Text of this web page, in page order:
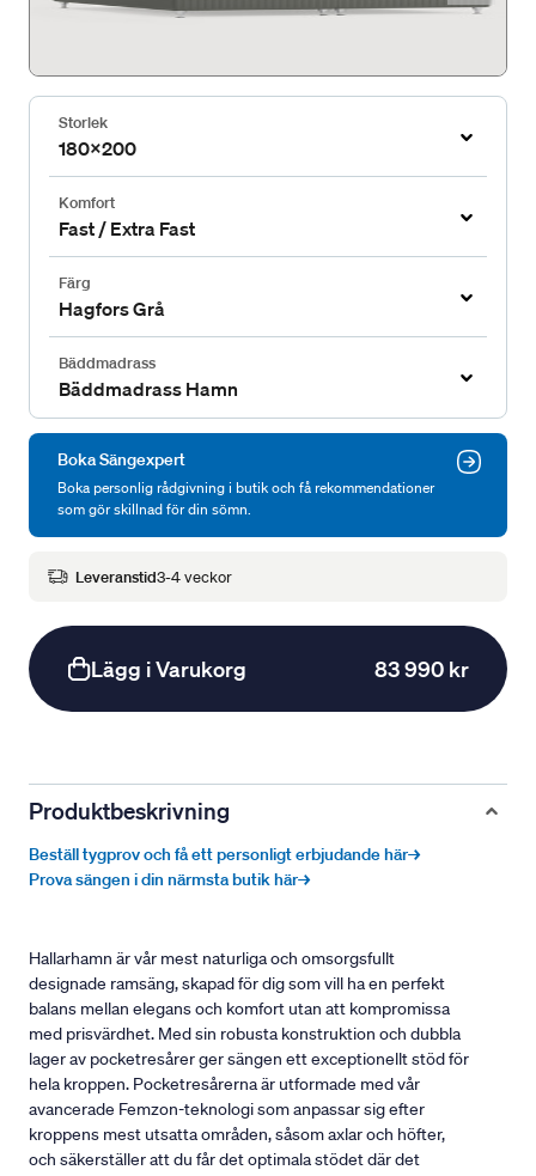
Storlek
180x200
Komfort
Fast / Extra Fast
Färg
Hagfors Grå
Bäddmadrass
Bäddmadrass Hamn
Boka Sängexpert
Boka personlig rådgivning i butik och få rekommendationer
som gör skillnad för din sömn.
Leveranstid3-4 veckor
Lägg i Varukorg 83 990 kr
Produktbeskrivning
Beställ tygprov och få ett personligt erbjudande här→
Prova sängen i din närmsta butik här→
Hallarhamn är vår mest naturliga och omsorgsfullt
designade ramsäng, skapad för dig som vill ha en perfekt
balans mellan elegans och komfort utan att kompromissa
med prisvärdhet. Med sin robusta konstruktion och dubbla
lager av pocketresårer ger sängen ett exceptionellt stöd för
hela kroppen. Pocketresårerna är utformade med vår
avancerade Femzon-teknologi som anpassar sig efter
kroppens mest utsatta områden, såsom axlar och höfter,
och säkerställer att du får det optimala stödet där det